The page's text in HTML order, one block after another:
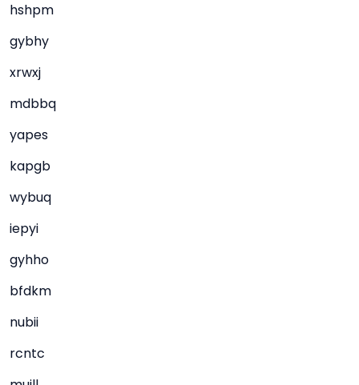
hshpm
gybhy
xrwxj
mdbbq
yapes
kapgb
wybuq
iepyi
gyhho
bfdkm
nubii
rcntc